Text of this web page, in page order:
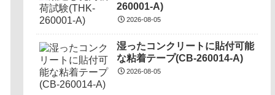
260001-A)
2026-08-05
湿ったコンクリートに貼付可能
な粘着テープ(CB-260014-A)
2026-08-05